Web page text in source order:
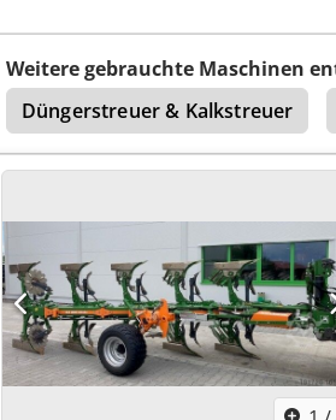
Weitere gebrauchte Maschinen
Düngerstreuer & Kalkstreuer